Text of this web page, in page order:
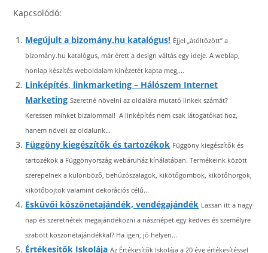
Kapcsolódó:
Megújult a bizomány.hu katalógus! Éjjel „átöltözött” a
bizomány.hu katalógus, már érett a design váltás egy ideje. A weblap,
honlap készítés weboldalam kinézetét kapta meg,...
Linképítés, linkmarketing – Hálószem Internet
Marketing Szeretné növelni az oldalára mutató linkek számát?
Keressen minket bizalommal! A linképítés nem csak látogatókat hoz,
hanem növeli az oldalunk...
Függöny kiegészítők és tartozékok Függöny kiegészítők és
tartozékok a Függönyország webáruház kínálatában. Termékeink között
szerepelnek a különböző, behúzószalagok, kikötőgombok, kikötőhorgok,
kikötőbojtok valamint dekorációs célú...
Esküvői köszönetajándék, vendégajándék Lassan itt a nagy
nap és szeretnétek megajándékozni a násznépet egy kedves és személyre
szabott köszönetajándékkal? Ha igen, jó helyen...
Értékesítők Iskolája Az Értékesítők Iskolája a 20 éve értékesítéssel